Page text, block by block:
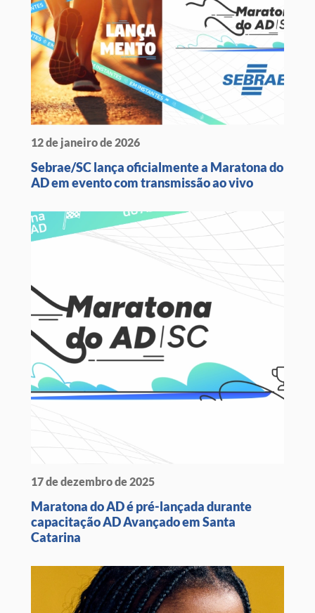
12 de janeiro de 2026
Sebrae/SC lança oficialmente a Maratona do
AD em evento com transmissão ao vivo
17 de dezembro de 2025
Maratona do AD é pré-lançada durante
capacitação AD Avançado em Santa
Catarina